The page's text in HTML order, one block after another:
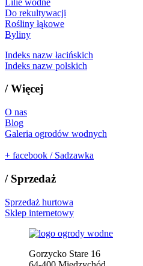
Do rekultywacji
Rośliny łąkowe
Byliny
Indeks nazw łacińskich
Indeks nazw polskich
/Więcej
O nas
Blog
Galeria ogrodów wodnych
+ facebook / Sadzawka
/ Sprzedaż
Sprzedaż hurtowa
Sklep internetowy
Gorzycko Stare 16